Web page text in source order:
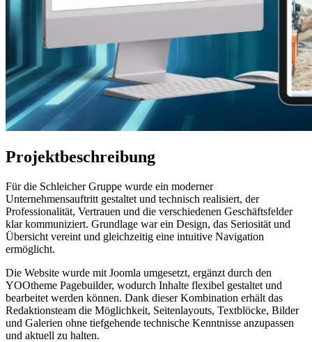
Projektbeschreibung
Für die Schleicher Gruppe wurde ein moderner
Unternehmensauftritt gestaltet und technisch realisiert, der
Professionalität, Vertrauen und die verschiedenen Geschäftsfelder
klar kommuniziert. Grundlage war ein Design, das Seriosität und
Übersicht vereint und gleichzeitig eine intuitive Navigation
ermöglicht.
Die Website wurde mit Joomla umgesetzt, ergänzt durch den
YOOtheme Pagebuilder, wodurch Inhalte flexibel gestaltet und
bearbeitet werden können. Dank dieser Kombination erhält das
Redaktionsteam die Möglichkeit, Seitenlayouts, Textblöcke, Bilder
und Galerien ohne tiefgehende technische Kenntnisse anzupassen
und aktuell zu halten.